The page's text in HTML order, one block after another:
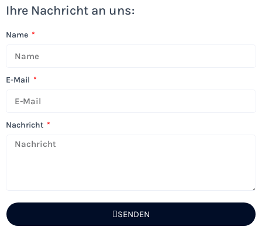
Ihre Nachricht an uns:
Name
E-Mail
Nachricht
SENDEN